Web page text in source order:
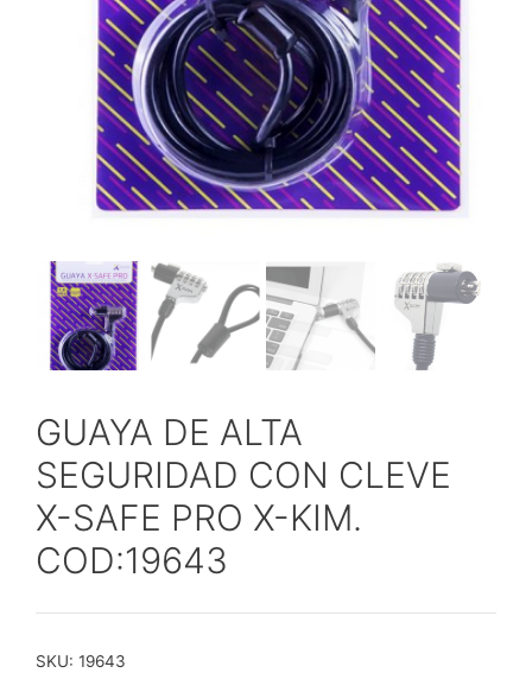
GUAYA DE ALTA
SEGURIDAD CON CLEVE
X-SAFE PRO X-KIM.
COD:19643
SKU: 19643